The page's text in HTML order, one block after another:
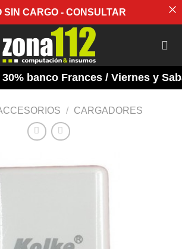
SIN CARGO - CONSULTAR
banco Frances / Viernes y
/ CARGADORES